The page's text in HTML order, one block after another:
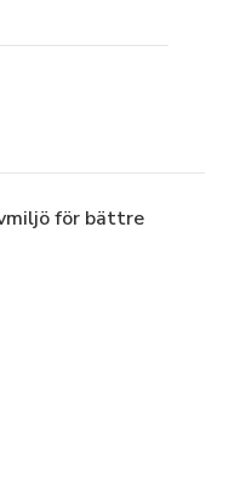
för bättre